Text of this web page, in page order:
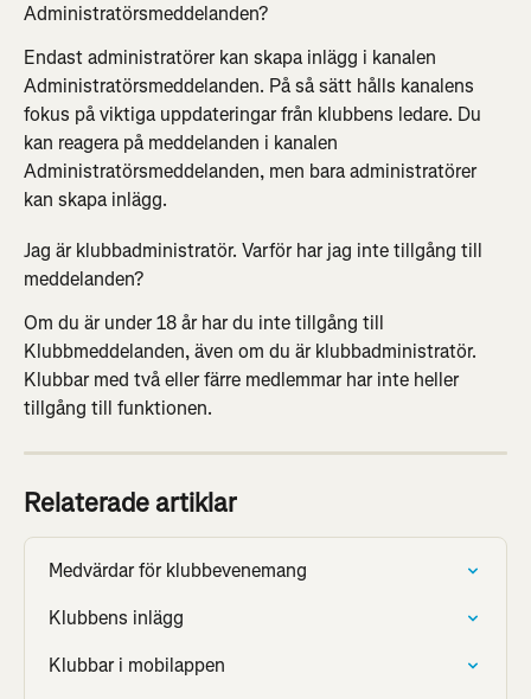
Administratörsmeddelanden?
Endast administratörer kan skapa inlägg i kanalen
Administratörsmeddelanden. På så sätt hålls kanalens
fokus på viktiga uppdateringar från klubbens ledare. Du
kan reagera på meddelanden i kanalen
Administratörsmeddelanden, men bara administratörer
kan skapa inlägg.
Jag är klubbadministratör. Varför har jag inte tillgång till
meddelanden?
Om du är under 18 år har du inte tillgång till
Klubbmeddelanden, även om du är klubbadministratör.
Klubbar med två eller färre medlemmar har inte heller
tillgång till funktionen.
Relaterade artiklar
Medvärdar för klubbevenemang
Klubbens inlägg
Klubbar i mobilappen